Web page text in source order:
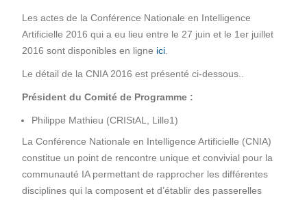
Les actes de la Conférence Nationale en Intelligence
Artificielle 2016 qui a eu lieu entre le 27 juin et le 1er juillet
2016 sont disponibles en ligne ici.
Le détail de la CNIA 2016 est présenté ci-dessous..
Président du Comité de Programme :
Philippe Mathieu (CRIStAL, Lille1)
La Conférence Nationale en Intelligence Artificielle (CNIA)
constitue un point de rencontre unique et convivial pour la
communauté IA permettant de rapprocher les différentes
disciplines qui la composent et d’établir des passerelles